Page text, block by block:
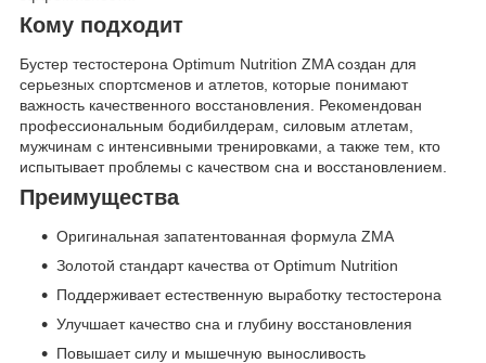
Кому подходит
Бустер тестостерона Optimum Nutrition ZMA создан для
серьезных спортсменов и атлетов, которые понимают
важность качественного восстановления. Рекомендован
профессиональным бодибилдерам, силовым атлетам,
мужчинам с интенсивными тренировками, а также тем, кто
испытывает проблемы с качеством сна и восстановлением.
Преимущества
Оригинальная запатентованная формула ZMA
Золотой стандарт качества от Optimum Nutrition
Поддерживает естественную выработку тестостерона
Улучшает качество сна и глубину восстановления
Повышает силу и мышечную выносливость